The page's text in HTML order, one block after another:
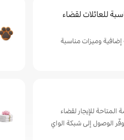
للعائلات لقضاء
إضافية وميزات مناسبة
المتاحة للإيجار لقضاء
الوصول إلى شبكة الواي